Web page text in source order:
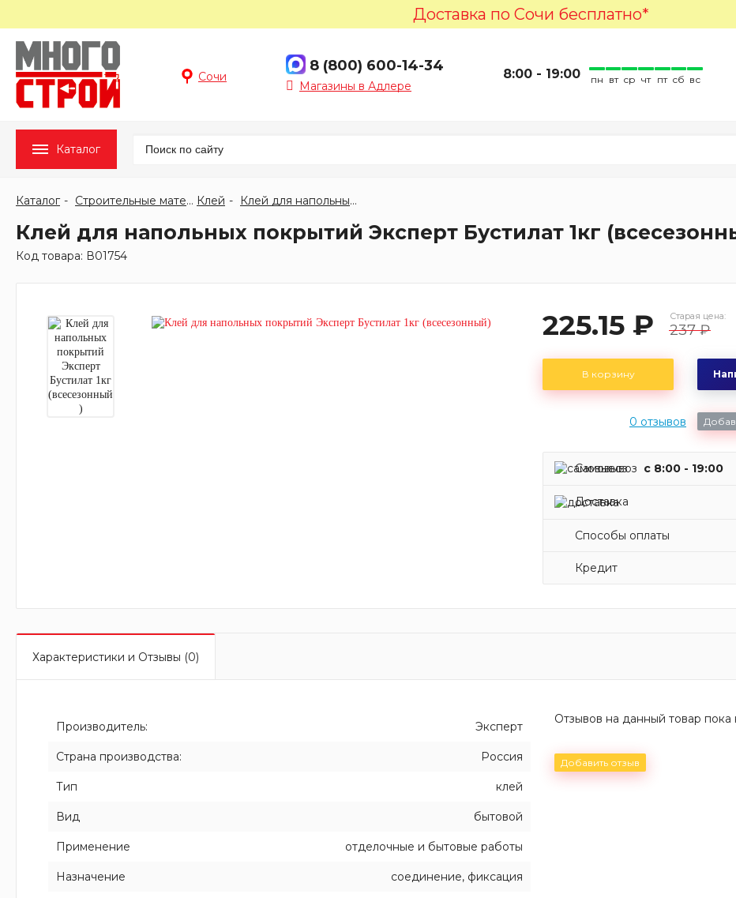
Доставка по Сочи бесплатно*
Сочи
8 (800) 600-14-34
Магазины в Адлере
8:00 - 19:00 пн вт ср чт пт сб вс
Каталог
Каталог Строительные материалы Клей Клей для напольных покрытий
Клей для напольных покрытий Эксперт Бустилат 1кг
Код товара: В01754
225.15 ₽ Старая цена:
237 ₽
В корзину
0 отзывов
Самовывоз c 8:00 - 19:00
Доставка
Способы оплаты
Кредит
Характеристики и Отзывы (0)
Производитель: Эксперт
Страна производства: Россия
Тип клей
Вид бытовой
Применение отделочные и бытовые работы
Назначение соединение, фиксация
Отзывов на данный товар пока
Добавить отзыв